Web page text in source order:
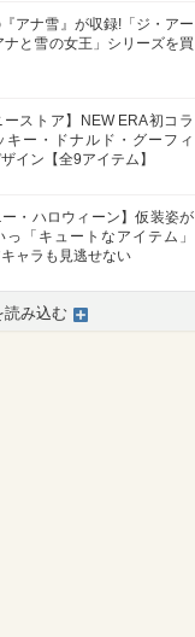
アナ雪』が収録!「ジ・アー
ナと雪の女王」シリーズを買
ーストア】NEW ERA初コラ
キー・ドナルド・グーフィ
イン【全9アイテム】
ー・ハロウィーン】仮装姿が
っ「キュートなアイテム」
ャラも見逃せない
読み込む